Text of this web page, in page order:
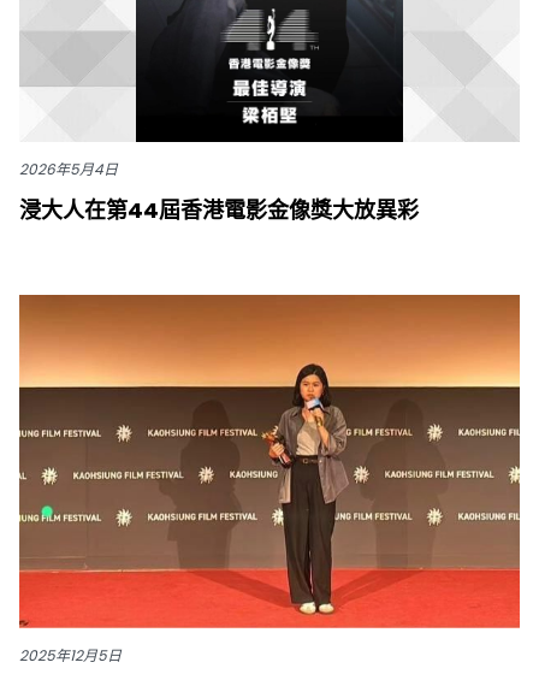
2026年5月4日
浸大人在第44屆香港電影金像獎大放異彩
2025年12月5日